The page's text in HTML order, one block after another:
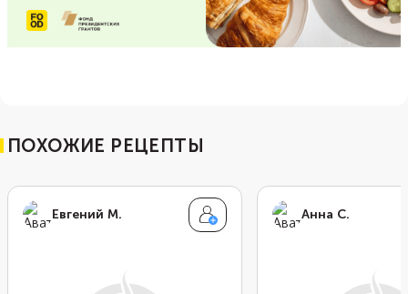
ПОХОЖИЕ РЕЦЕПТЫ
Евгений М. Анна С.